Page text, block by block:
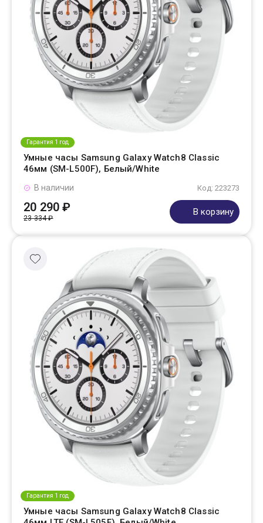
Гарантия 1 год
Умные часы Samsung Galaxy Watch8 Classic
46мм (SM-L500F), Белый/White
Код: 223273
В наличии
20 290 ₽
23 334 ₽
В корзину
Гарантия 1 год
Умные часы Samsung Galaxy Watch8 Classic